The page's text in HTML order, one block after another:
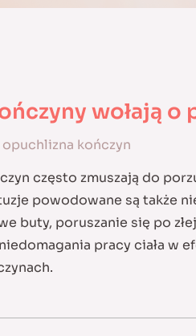
wołają o
opuchlizna kończyn
często zmuszają do
powodowane są także
buty, poruszanie się po
pracy ciała